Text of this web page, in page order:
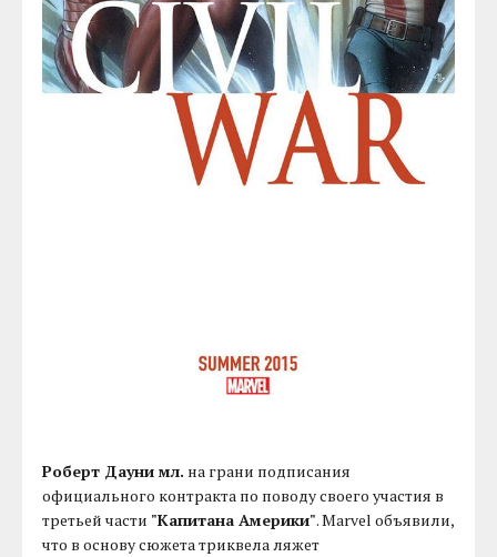
Роберт Дауни мл. на грани подписания
официального контракта по поводу своего участия в
третьей части "Капитана Америки". Marvel объявили,
что в основу сюжета триквела ляжет